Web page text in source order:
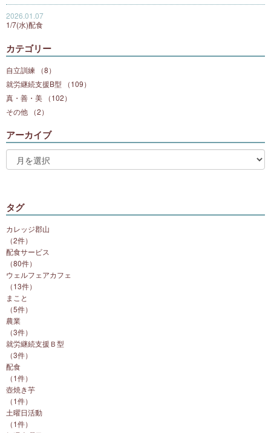
2026.01.07
1/7(水)配食
カテゴリー
自立訓練 （8）
就労継続支援B型 （109）
真・善・美 （102）
その他 （2）
アーカイブ
タグ
カレッジ郡山
（2件）
配食サービス
（80件）
ウェルフェアカフェ
（13件）
まこと
（5件）
農業
（3件）
就労継続支援Ｂ型
（3件）
配食
（1件）
壺焼き芋
（1件）
土曜日活動
（1件）